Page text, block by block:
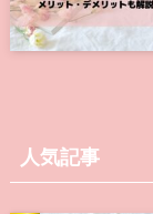
人気記事